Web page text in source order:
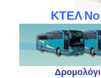
ΚΤΕΛ